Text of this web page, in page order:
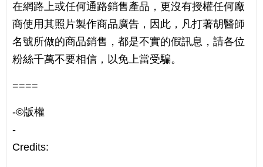
在網路上或任何通路銷售產品，更沒有授權任何廠
商使用其照片製作商品廣告，因此，凡打著胡醫師
名號所做的商品銷售，都是不實的假訊息，請各位
粉絲千萬不要相信，以免上當受騙。
====
-©️版權
-
Credits: